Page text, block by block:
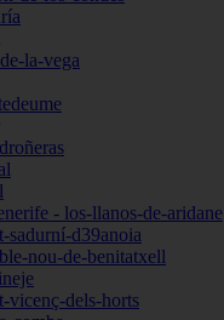
la-vega
- los-llanos-de-aridane
sadurní-d39anoia
nou-de-benitatxell
vicenç-dels-horts